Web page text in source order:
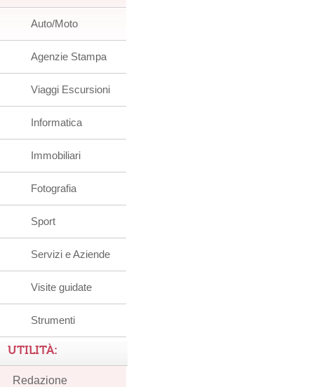
Auto/Moto
Agenzie Stampa
Viaggi Escursioni
Informatica
Immobiliari
Fotografia
Sport
Servizi e Aziende
Visite guidate
Strumenti
UTILITÀ:
Redazione